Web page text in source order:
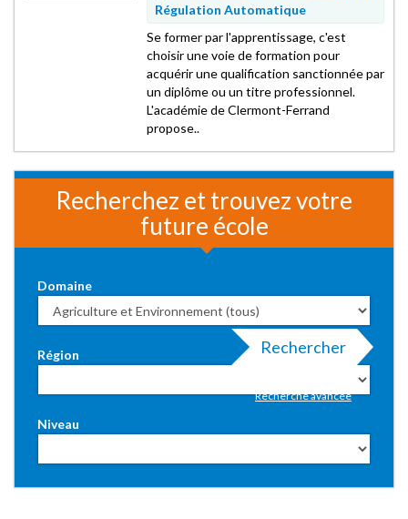
Régulation Automatique
Se former par l'apprentissage, c'est
choisir une voie de formation pour
acquérir une qualification sanctionnée par
un diplôme ou un titre professionnel.
L'académie de Clermont-Ferrand
propose..
Recherchez et trouvez votre
future école
Domaine
Région
Niveau
Rechercher
Recherche avancée